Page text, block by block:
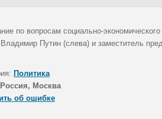
по вопросам социально-
Путин (слева) и заместитель
Политика
Россия, Москва
об ошибке